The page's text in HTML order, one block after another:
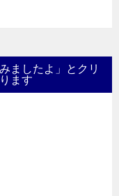
ましたよ」とクリ
ます